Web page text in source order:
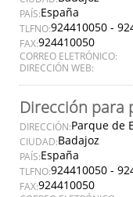
PAÍS:España
TLFNO:924410050 -
FAX:924410050
CORREO ELETRÓNICO:
DIRECCIÓN WEB:
Dirección para
DIRECCIÓN:Parque de
CIUDAD:Badajoz
PAÍS:España
TLFNO:924410050 -
FAX:924410050